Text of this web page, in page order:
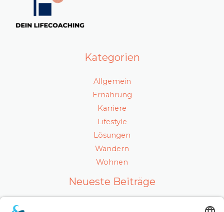
Kategorien
Allgemein
Ernährung
Karriere
Lifestyle
Lösungen
Wandern
Wohnen
Neueste Beiträge